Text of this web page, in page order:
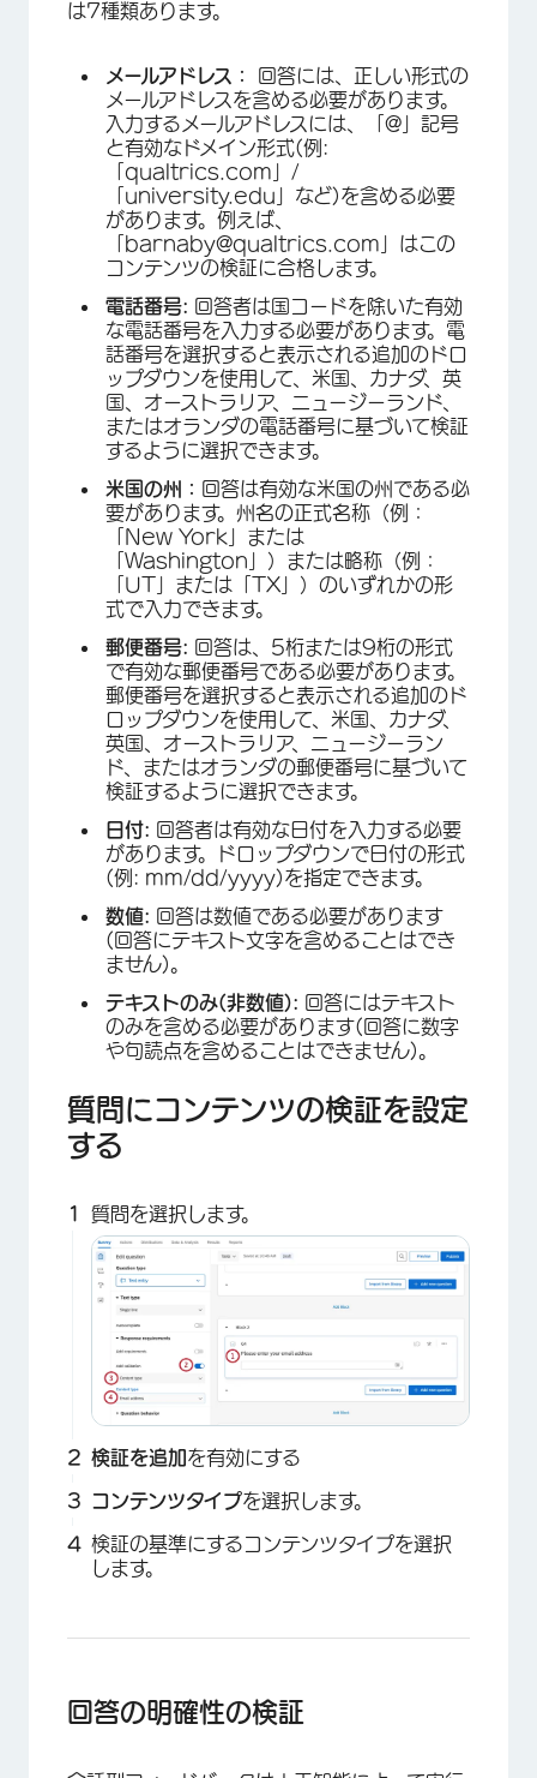
は7種類あります。
メールアドレス：
回答には、正しい形式の
メールアドレスを含める必要があります。
入力するメールアドレスには、「@」記号
と有効なドメイン形式(例:
「qualtrics.com」/
「university.edu」など)を含める必要
があります。例えば、
「barnaby@qualtrics.com」はこの
コンテンツの検証に合格します。
電話番号: 回答者は国コードを除いた有効
な電話番号を入力する必要があります。電
話番号を選択すると表示される追加のドロ
ップダウンを使用して、米国、カナダ、英
国、オーストラリア、ニュージーランド、
またはオランダの電話番号に基づいて検証
するように選択できます。
米国の州： 回答は有効な米国の州である必
要があります。州名の正式名称（例：
「New York」または
「Washington」）または略称（例：
「UT」または「TX」）のいずれかの形
式で入力できます。
郵便番号: 回答は、5桁または9桁の形式
で有効な郵便番号である必要があります。
郵便番号を選択すると表示される追加のド
ロップダウンを使用して、米国、カナダ、
英国、オーストラリア、ニュージーラン
ド、またはオランダの郵便番号に基づいて
検証するように選択できます。
日付: 回答者は有効な日付を入力する必要
があります。ドロップダウンで日付の形式
(例: mm/dd/yyyy)を指定できます。
数値: 回答は数値である必要があります
(回答にテキスト文字を含めることはでき
ません)。
テキストのみ(非数値): 回答にはテキスト
のみを含める必要があります(回答に数字
や句読点を含めることはできません)。
質問にコンテンツの検証を設定
する
質問を選択します。
検証を追加を有効にする
コンテンツタイプを選択します。
検証の基準にするコンテンツタイプを選択
します。
回答の明確性の検証